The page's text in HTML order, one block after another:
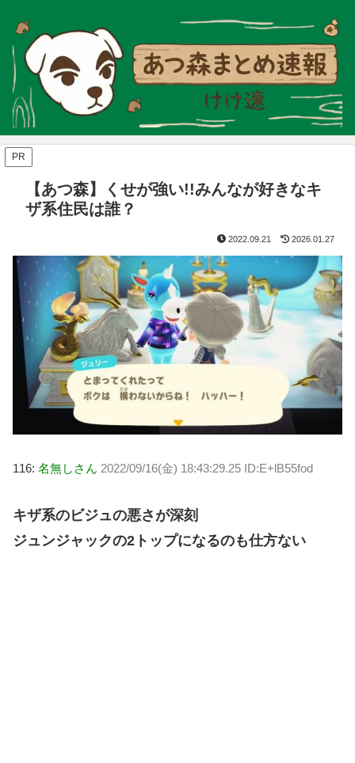
PR
【あつ森】くせが強い!!みんなが好きなキ
ザ系住民は誰？
2022.09.21 2026.01.27
116: 名無しさん 2022/09/16(金) 18:43:29.25 ID:E+lB55fod
キザ系のビジュの悪さが深刻
ジュンジャックの2トップになるのも仕方ない